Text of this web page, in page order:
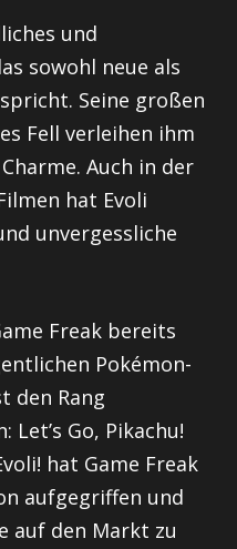
und
sowohl neue als
Seine großen
Fell verleihen ihm
Auch in der
hat Evoli
unvergessliche
Freak bereits
Pokémon-
den Rang
Let’s Go, Pikachu!
hat Game Freak
aufgegriffen und
auf den Markt zu